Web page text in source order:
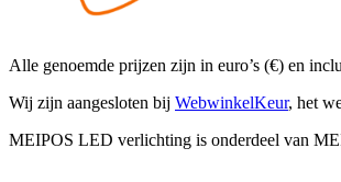
Alle genoemde prijzen zijn in euro’s (€) en
Wij zijn aangesloten bij WebwinkelKeur, het
MEIPOS LED verlichting is onderdeel van